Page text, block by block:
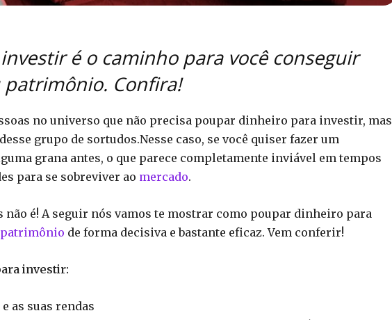
é o caminho para você conseguir
Confira!
no universo que não precisa poupar dinheiro para investir, mas
grupo de sortudos.Nesse caso, se você quiser fazer um
grana antes, o que parece completamente inviável em tempos
para se sobreviver ao mercado.
é! A seguir nós vamos te mostrar como poupar dinheiro para
patrimônio de forma decisiva e bastante eficaz. Vem conferir!
investir:
as suas rendas